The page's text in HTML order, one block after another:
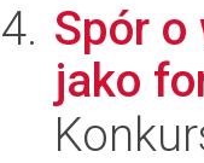
Spór
jako